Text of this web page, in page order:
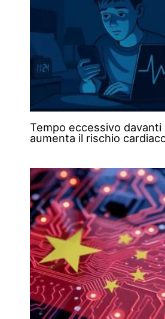
Tempo eccessivo davanti
aumenta il rischio